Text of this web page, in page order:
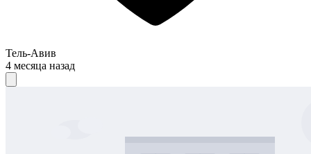
Тель-Авив
4 месяца назад